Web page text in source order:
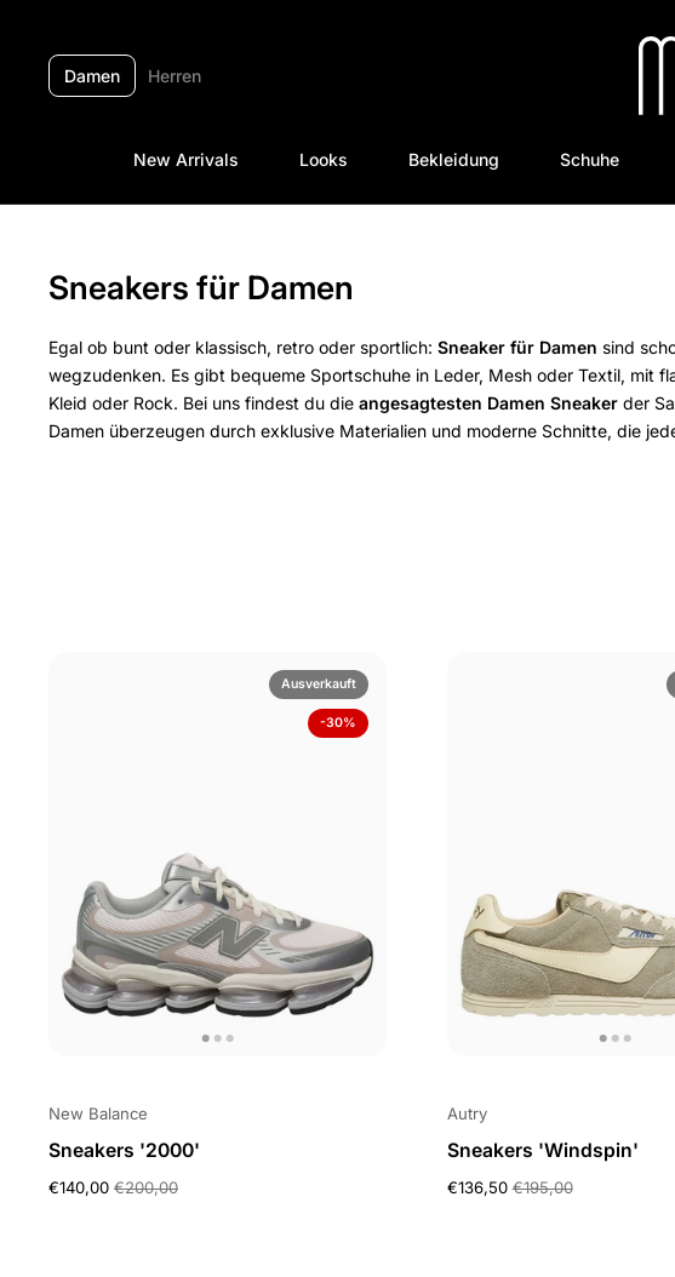
Damen Herren
New Arrivals Looks Bekleidung Schuhe
Sneakers für Damen
Egal ob bunt oder klassisch, retro oder sportlich: Sneaker für Damen sind
wegzudenken. Es gibt bequeme Sportschuhe in Leder, Mesh oder Textil, mit
Kleid oder Rock. Bei uns findest du die angesagtesten Damen Sneaker der
Damen überzeugen durch exklusive Materialien und moderne Schnitte, die
New Balance
Sneakers '2000'
€140,00 €200,00
Ausverkauft
-30%
Autry
Sneakers 'Windspin'
€136,50 €195,00